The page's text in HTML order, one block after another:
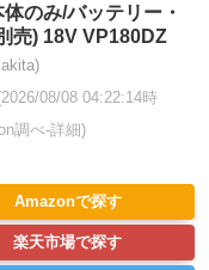
体のみ/バッテリー・
売) 18V VP180DZ
08/08 04:22:14時
調べ-詳細)
Amazonで探す
楽天市場で探す